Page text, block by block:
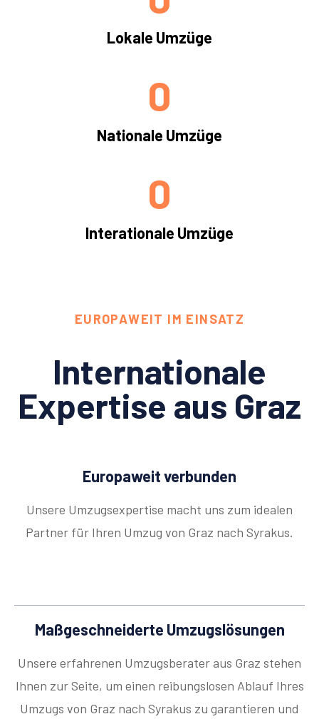
Lokale Umzüge
Nationale Umzüge
0
Interationale Umzüge
0
EUROPAWEIT IM EINSATZ
Internationale
Expertise aus Graz
Europaweit verbunden
Unsere Umzugsexpertise macht uns zum idealen
Partner für Ihren Umzug von Graz nach Syrakus.
Maßgeschneiderte Umzugslösungen
Unsere erfahrenen Umzugsberater aus Graz stehen
Ihnen zur Seite, um einen reibungslosen Ablauf Ihres
Umzugs von Graz nach Syrakus zu garantieren und